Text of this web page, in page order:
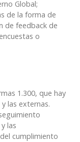
Global;
de la forma de
de feedback de
o
1.300, que hay
las externas.
las
cumplimiento